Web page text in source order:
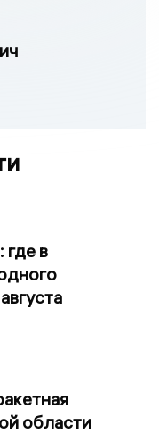
где в
области